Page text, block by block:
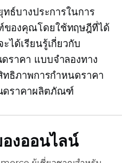
ธ์บางประการในการ
องคุณโดยใช้ทฤษฎีที่ได้
ได้เรียนรู้เกี่ยวกับ
ราคา แบบจำลองทาง
ทธิภาพการกำหนดราคา
ดราคาผลิตภัณฑ์
งออนไลน์